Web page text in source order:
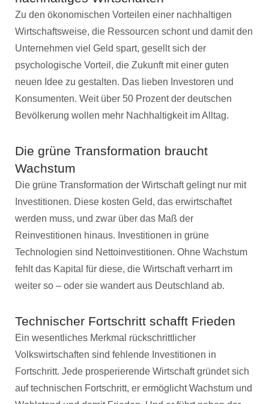
Zu den ökonomischen Vorteilen einer nachhaltigen
Wirtschaftsweise, die Ressourcen schont und damit den
Unternehmen viel Geld spart, gesellt sich der
psychologische Vorteil, die Zukunft mit einer guten
neuen Idee zu gestalten. Das lieben Investoren und
Konsumenten. Weit über 50 Prozent der deutschen
Bevölkerung wollen mehr Nachhaltigkeit im Alltag.
Die grüne Transformation braucht
Wachstum
Die grüne Transformation der Wirtschaft gelingt nur mit
Investitionen. Diese kosten Geld, das erwirtschaftet
werden muss, und zwar über das Maß der
Reinvestitionen hinaus. Investitionen in grüne
Technologien sind Nettoinvestitionen. Ohne Wachstum
fehlt das Kapital für diese, die Wirtschaft verharrt im
weiter so – oder sie wandert aus Deutschland ab.
Technischer Fortschritt schafft Frieden
Ein wesentliches Merkmal rückschrittlicher
Volkswirtschaften sind fehlende Investitionen in
Fortschritt. Jede prosperierende Wirtschaft gründet sich
auf technischen Fortschritt, er ermöglicht Wachstum und